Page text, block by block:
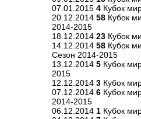
07.01.2015 4 Кубок
20.12.2014 58 Кубок
2014-2015
18.12.2014 23 Кубок
14.12.2014 58 Кубок
Сезон 2014-2015
13.12.2014 5 Кубок
2015
12.12.2014 3 Кубок
07.12.2014 6 Кубок
2014-2015
06.12.2014 1 Кубок